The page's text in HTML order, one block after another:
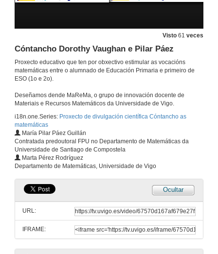
Visto 61 veces
Cóntancho Dorothy Vaughan e Pilar Páez
Proxecto educativo que ten por obxectivo estimular as vocacións
matemáticas entre o alumnado de Educación Primaria e primeiro de
ESO (1o e 2o).
Deseñamos dende MaReMa, o grupo de innovación docente de
Materiais e Recursos Matemáticos da Universidade de Vigo.
i18n.one.Series: Proxecto de divulgación científica Cóntancho as
matemáticas
María Pilar Páez Guillán
Contratada predoutoral FPU no Departamento de Matemáticas da
Universidade de Santiago de Compostela
Marta Pérez Rodríguez
Departamento de Matemáticas, Universidade de Vigo
Ocultar
URL:
IFRAME:
Cóntancho Emmy Noether e Olga Pérez
10 de abr. de 2025
Cóntancho Ada Lovelace, Agnes Meyer Driscoll e Xabier García.
4 de dec. de 2024
Cóntancho Ada Lovelace, Agnes Meyer Driscoll e Xabier García. Quenda de preguntas